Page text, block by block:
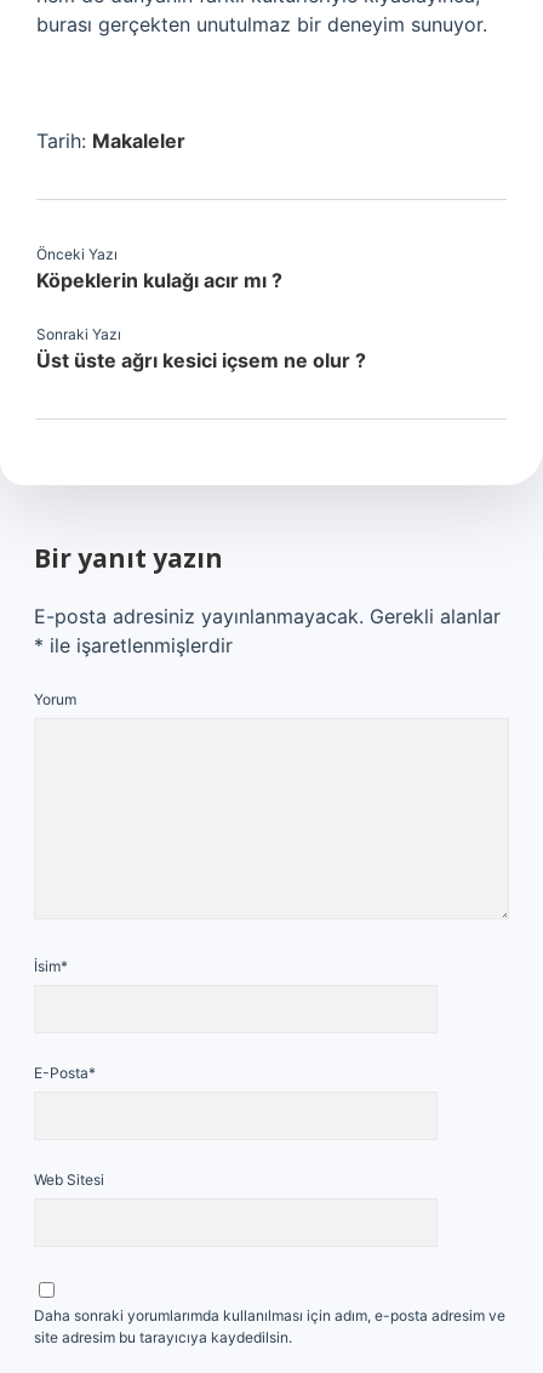
burası gerçekten unutulmaz bir deneyim sunuyor.
Tarih: Makaleler
Önceki Yazı
Köpeklerin kulağı acır mı ?
Sonraki Yazı
Üst üste ağrı kesici içsem ne olur ?
Bir yanıt yazın
E-posta adresiniz yayınlanmayacak. Gerekli alanlar
* ile işaretlenmişlerdir
Yorum
İsim*
E-Posta*
Web Sitesi
Daha sonraki yorumlarımda kullanılması için adım, e-posta adresim ve
site adresim bu tarayıcıya kaydedilsin.